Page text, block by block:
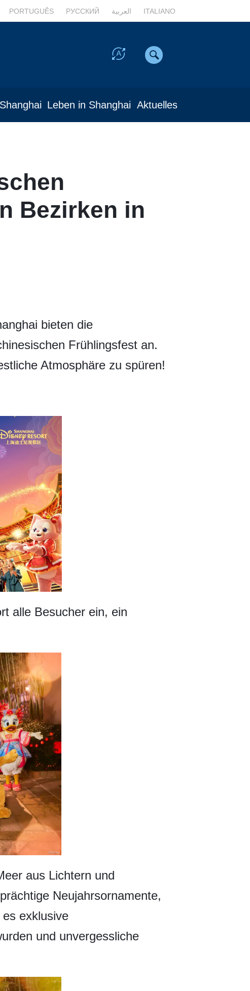
PORTUGUÊS РУССКИЙ العربية ITALIANO
Leben in Shanghai Aktuelles
Bezirken in
bieten die
Frühlingsfest an.
Atmosphäre zu spüren!
alle Besucher ein, ein
aus Lichtern und
Neujahrsornamente,
exklusive
und unvergessliche